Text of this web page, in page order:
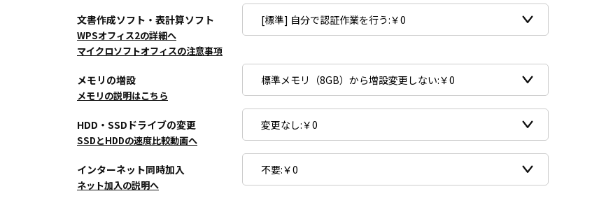
文書作成ソフト・表計算ソフト
WPSオフィス2の詳細へ
マイクロソフトオフィスの注意事項
メモリの増設
メモリの説明はこちら
HDD・SSDドライブの変更
SSDとHDDの速度比較動画へ
インターネット同時加入
ネット加入の説明へ